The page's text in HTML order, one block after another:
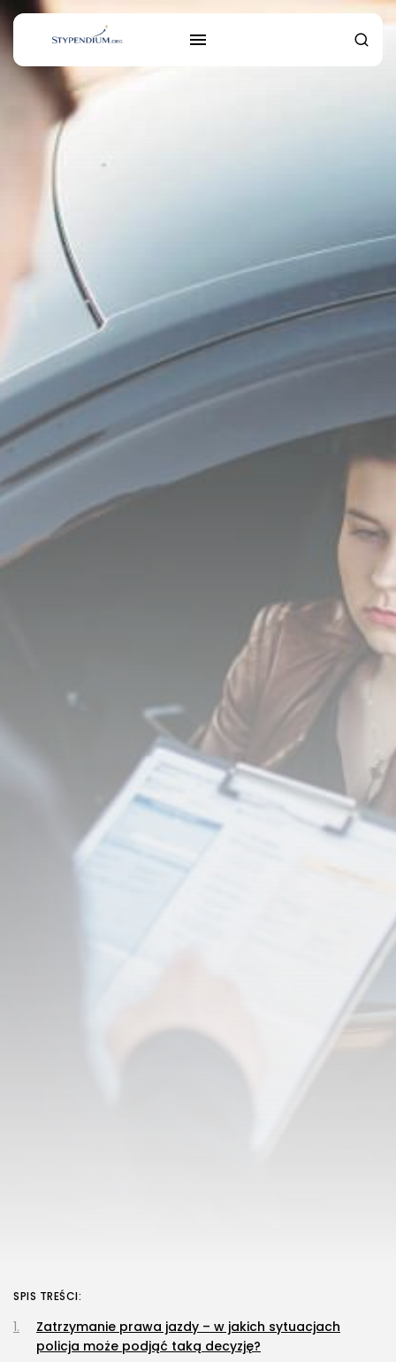
SPIS TREŚCI:
Zatrzymanie prawa jazdy – w jakich sytuacjach
policja może podjąć taką decyzję?